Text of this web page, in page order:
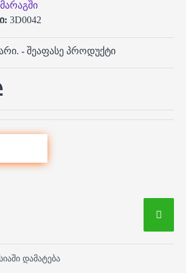
3D0042
- შეაფასე პროდუქტი
დამატება